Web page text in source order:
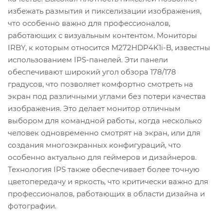
избежать размытия и пикселизации изображения,
что особенно важно для профессионалов,
работающих с визуальным контентом. Мониторы
IRBY, к которым относится M272HDP4K1i-B, известны
использованием IPS-панелей. Эти панели
обеспечивают широкий угол обзора 178/178
градусов, что позволяет комфортно смотреть на
экран под различными углами без потери качества
изображения. Это делает монитор отличным
выбором для командной работы, когда несколько
человек одновременно смотрят на экран, или для
создания многоэкранных конфигураций, что
особенно актуально для геймеров и дизайнеров.
Технология IPS также обеспечивает более точную
цветопередачу и яркость, что критически важно для
профессионалов, работающих в области дизайна и
фотографии.